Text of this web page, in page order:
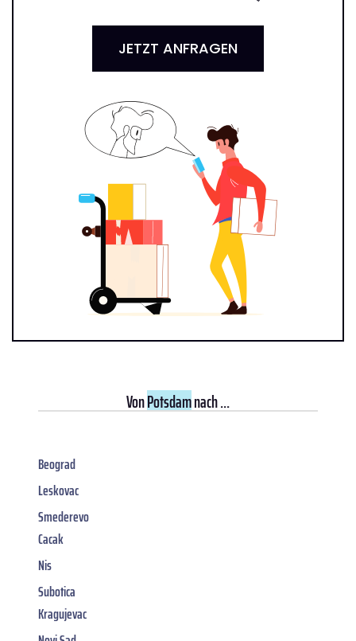
JETZT ANFRAGEN
VonPotsdamnach ...
Beograd
Leskovac
Smederevo
Cacak
Nis
Subotica
Kragujevac